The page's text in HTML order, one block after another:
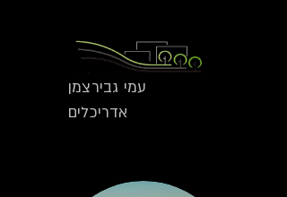
עמי גבירצמן
אדריכלים